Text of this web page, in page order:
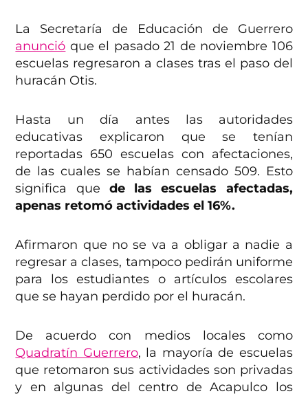
La Secretaría de Educación de Guerrero
anunció que el pasado 21 de noviembre 106
escuelas regresaron a clases tras el paso del
huracán Otis.
Hasta un día antes las autoridades
educativas explicaron que se tenían
reportadas 650 escuelas con afectaciones,
de las cuales se habían censado 509. Esto
significa que de las escuelas afectadas,
apenas retomó actividades el 16%.
Afirmaron que no se va a obligar a nadie a
regresar a clases, tampoco pedirán uniforme
para los estudiantes o artículos escolares
que se hayan perdido por el huracán.
De acuerdo con medios locales como
Quadratín Guerrero, la mayoría de escuelas
que retomaron sus actividades son privadas
y en algunas del centro de Acapulco los